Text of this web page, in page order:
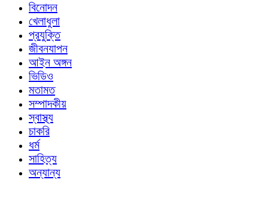
বিনোদন
খেলাধুলা
প্রযুক্তি
জীবনযাপন
আইন অঙ্গন
ভিডিও
মতামত
সম্পাদকীয়
স্বাস্থ্য
চাকরি
ধর্ম
সাহিত্য
অন্যান্য